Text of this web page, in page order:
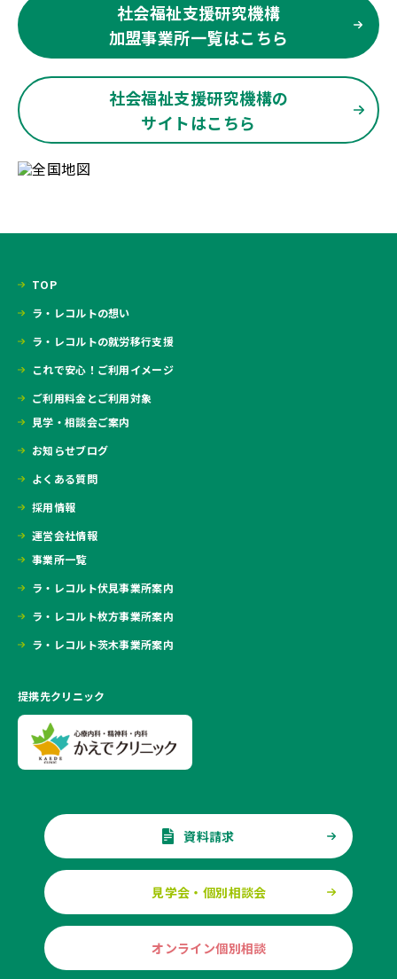
社会福祉支援研究機構
加盟事業所一覧はこちら
社会福祉支援研究機構の
サイトはこちら
TOP
ラ・レコルトの想い
ラ・レコルトの就労移行支援
これで安心！ご利用イメージ
ご利用料金とご利用対象
見学・相談会ご案内
お知らせブログ
よくある質問
採用情報
運営会社情報
事業所一覧
ラ・レコルト伏見事業所案内
ラ・レコルト枚方事業所案内
ラ・レコルト茨木事業所案内
提携先クリニック
資料請求
見学会・個別相談会
オンライン個別相談